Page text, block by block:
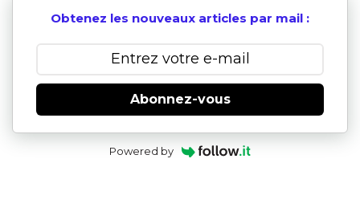
Obtenez les nouveaux articles par mail :
Abonnez-vous
Powered by